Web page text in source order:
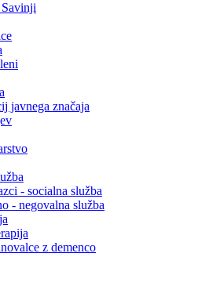
javnega značaja
- socialna služba
- negovalna služba
z demenco